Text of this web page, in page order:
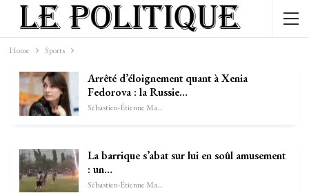
Home Sports
Arrêté d’éloignement quant à Xenia
Fedorova : la Russie…
Sébastien-Étienne Marechal
La barrique s’abat sur lui en soûl amusement
: un…
Sébastien-Étienne Marechal